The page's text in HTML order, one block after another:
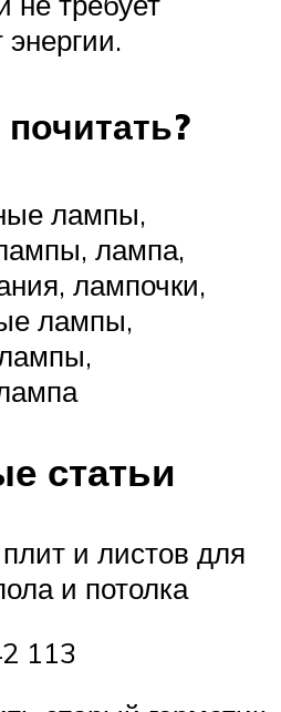
лампы,
лампа,
лампочки,
лампы,
статьи
и листов для
и потолка
113